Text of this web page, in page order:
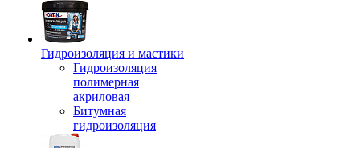
Гидроизоляция и мастики
Гидроизоляция
полимерная
акриловая —
Битумная
гидроизоляция